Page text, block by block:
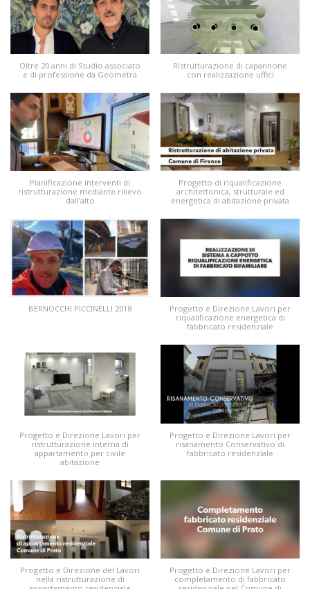
Oltre 20 anni di Studio associato
e di professione da Geometra
Ristrutturazione di capannone
con realizzazione uffici
Pianificazione interventi di
ristrutturazione mediante rilievo
dall’alto
Progetto di riqualificazione
architettonica, strutturale ed
energetica di abitazione privata
BERNOCCHI PICCINELLI 2018
Progetto e Direzione Lavori per
riqualificazione energetica di
fabbricato residenziale
Progetto e Direzione Lavori per
ristrutturazione interna di
appartamento per civile
abitazione
Progetto e Direzione Lavori per
risanamento Conservativo di
fabbricato residenziale
Progetto e Direzione del Lavori
nella ristrutturazione di
Progetto e Direzione Lavori per
completamento di fabbricato